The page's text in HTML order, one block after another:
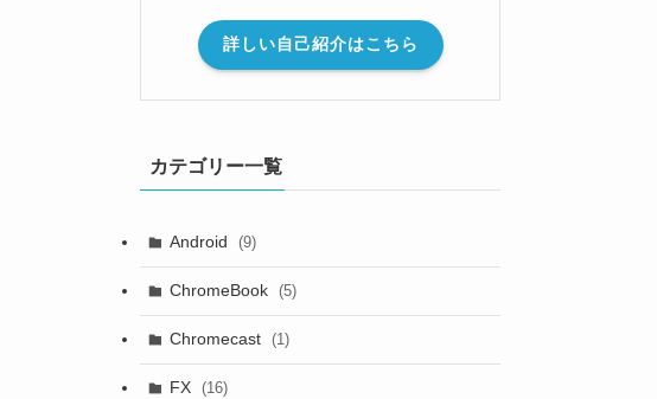
詳しい自己紹介はこちら
カテゴリー一覧
Android (9)
ChromeBook (5)
Chromecast (1)
FX (16)